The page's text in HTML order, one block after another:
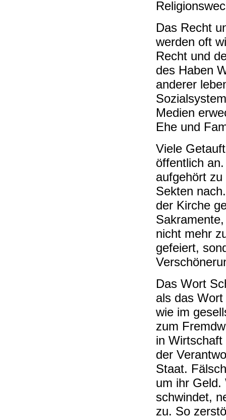
Das Recht
werden oft
Recht und
des Haben
anderer
Medien
Ehe und
Viele
öffentlich
aufgehört
Sekten
der Kirche
nicht mehr
gefeiert,
Das Wort
als das
wie im
zum
in Wirtschaft
der
Staat.
um ihr Geld.
schwindet,
zu. So